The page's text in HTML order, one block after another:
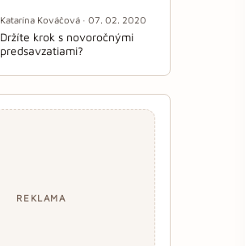
Katarína Kováčová · 07. 02. 2020
Držíte krok s novoročnými
predsavzatiami?
REKLAMA